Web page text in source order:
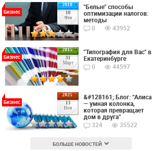
2018
10
Фев
Бизнес
"Белые" способы
оптимизации налогов:
методы
0
43952
2015
31
Март
Бизнес
"Типография для Вас" в
Екатеринбурге
0
44597
2025
13
Ноя
Бизнес
&#128161; Блог: “Алиса
— умная колонка,
которая превращает
дом в друга”
324
35522
БОЛЬШЕ НОВОСТЕЙ